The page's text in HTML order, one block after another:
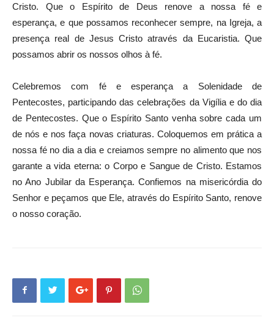
Cristo. Que o Espírito de Deus renove a nossa fé e
esperança, e que possamos reconhecer sempre, na Igreja, a
presença real de Jesus Cristo através da Eucaristia. Que
possamos abrir os nossos olhos à fé.
Celebremos com fé e esperança a Solenidade de
Pentecostes, participando das celebrações da Vigília e do dia
de Pentecostes. Que o Espírito Santo venha sobre cada um
de nós e nos faça novas criaturas. Coloquemos em prática a
nossa fé no dia a dia e creiamos sempre no alimento que nos
garante a vida eterna: o Corpo e Sangue de Cristo. Estamos
no Ano Jubilar da Esperança. Confiemos na misericórdia do
Senhor e peçamos que Ele, através do Espírito Santo, renove
o nosso coração.